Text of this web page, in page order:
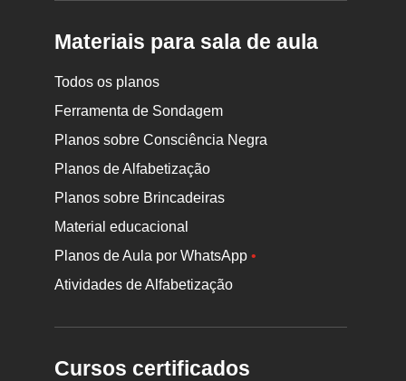
Materiais para sala de aula
Todos os planos
Ferramenta de Sondagem
Planos sobre Consciência Negra
Planos de Alfabetização
Planos sobre Brincadeiras
Material educacional
Planos de Aula por WhatsApp•
Atividades de Alfabetização
Cursos certificados